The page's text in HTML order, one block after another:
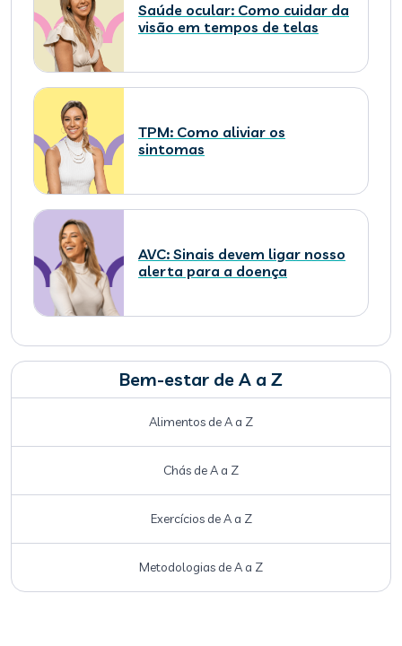
Saúde ocular: Como cuidar da
visão em tempos de telas
TPM: Como aliviar os
sintomas
AVC: Sinais devem ligar nosso
alerta para a doença
Bem-estar de A a Z
Alimentos de A a Z
Chás de A a Z
Exercícios de A a Z
Metodologias de A a Z